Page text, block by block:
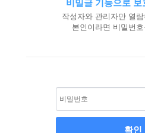
비밀글 기능으로
작성자와 관리자만 열
본인이라면 비밀번